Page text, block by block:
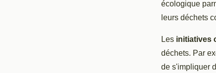
écologique
leurs déchets
Les initiatives
déchets. Par
de s'impliquer